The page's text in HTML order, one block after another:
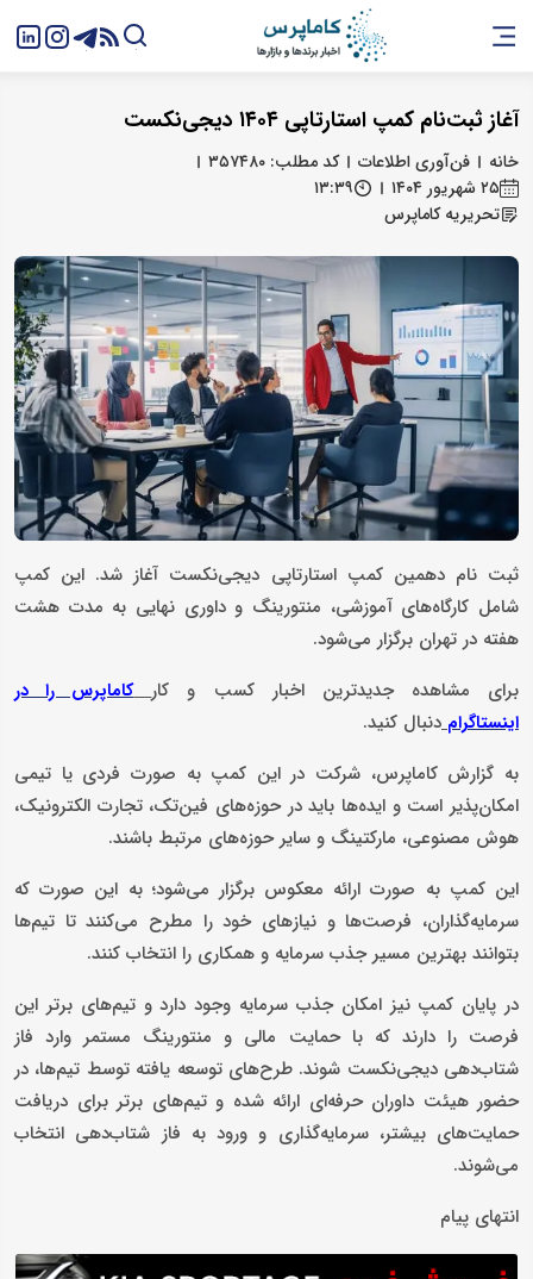
آغاز ثبت‌نام کمپ استارتاپی ۱۴۰۴ دیجی‌نکست
خانه فن‌آوری اطلاعات
کد مطلب: ۳۵۷۴۸۰
۲۵ شهریور ۱۴۰۴
۱۳:۳۹
تحریریه کاماپرس
ثبت نام دهمین کمپ استارتاپی دیجی‌نکست آغاز شد. این کمپ
شامل کارگاه‌های آموزشی، منتورینگ و داوری نهایی به مدت هشت
هفته در تهران برگزار می‌شود.
برای مشاهده جدیدترین اخبار کسب و کار
کاماپرس را در
اینستاگرام دنبال کنید.
به گزارش کاماپرس، شرکت در این کمپ به صورت فردی یا تیمی
امکان‌پذیر است و ایده‌ها باید در حوزه‌های فین‌تک، تجارت الکترونیک،
هوش مصنوعی، مارکتینگ و سایر حوزه‌های مرتبط باشند.
این کمپ به صورت ارائه معکوس برگزار می‌شود؛ به این صورت که
سرمایه‌گذاران، فرصت‌ها و نیازهای خود را مطرح می‌کنند تا تیم‌ها
بتوانند بهترین مسیر جذب سرمایه و همکاری را انتخاب کنند.
در پایان کمپ نیز امکان جذب سرمایه وجود دارد و تیم‌های برتر این
فرصت را دارند که با حمایت مالی و منتورینگ مستمر وارد فاز
شتاب‌دهی دیجی‌نکست شوند. طرح‌های توسعه یافته توسط تیم‌ها، در
حضور هیئت داوران حرفه‌ای ارائه شده و تیم‌های برتر برای دریافت
حمایت‌های بیشتر، سرمایه‌گذاری و ورود به فاز شتاب‌دهی انتخاب
می‌شوند.
انتهای پیام